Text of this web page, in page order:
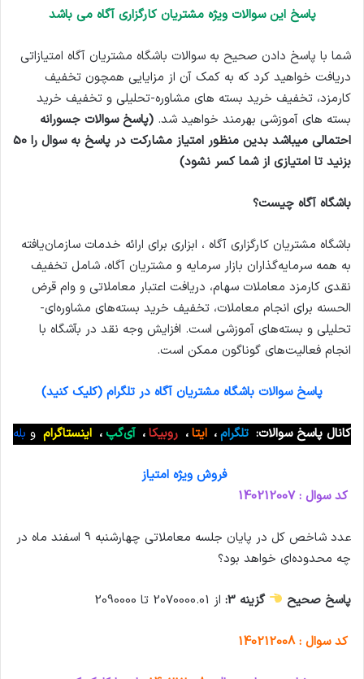
پاسخ این سوالات ویژه مشتریان کارگزاری آگاه می باشد
شما با پاسخ دادن صحیح به سوالات باشگاه مشتریان آگاه امتیازاتی
دریافت خواهید کرد که به کمک آن از مزایایی همچون تخفیف
کارمزد، تخفیف خرید بسته های مشاوره-تحلیلی و تخفیف خرید
بسته های آموزشی بهرمند خواهید شد. (پاسخ سوالات جسورانه
احتمالی میباشد بدین منظور امتیاز مشارکت در پاسخ به سوال را 50
بزنید تا امتیازی از شما کسر نشود)
باشگاه آگاه چیست؟
باشگاه مشتریان کارگزاری آگاه ، ابزاری برای ارائه خدمات سازمان‌یافته
به همه سرمایه‌گذاران بازار سرمایه و مشتریان آگاه، شامل تخفیف
نقدی کارمزد معاملات سهام، دریافت اعتبار معاملاتی و وام قرض
الحسنه برای انجام معاملات، تخفیف خرید بسته‌های مشاوره‌ای-
تحلیلی و بسته‌های آموزشی است. افزایش وجه نقد در بآشگاه با
انجام فعالیت‌های گوناگون ممکن است.
پاسخ سوالات باشگاه مشتریان آگاه در تلگرام (کلیک کنید)
کانال پاسخ سوالات: تلگرام، ایتا، روبیکا، آی‌گپ، اینستاگرام و بله
فروش ویژه امتیاز
کد سوال : 140212007
عدد شاخص کل در پایان جلسه معاملاتی چهارشنبه 9 اسفند ماه در
چه محدوده‌ای خواهد بود؟
پاسخ صحیح گزینه 3: از 2070000.01 تا 2090000
کد سوال : 140212008